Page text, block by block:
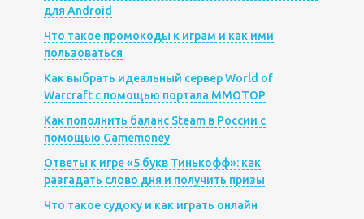
для Android
Что такое промокоды к играм и как ими
пользоваться
Как выбрать идеальный сервер World of
Warcraft с помощью портала MMOTOP
Как пополнить баланс Steam в России с
помощью Gamemoney
Ответы к игре «5 букв Тинькофф»: как
разгадать слово дня и получить призы
Что такое судоку и как играть онлайн